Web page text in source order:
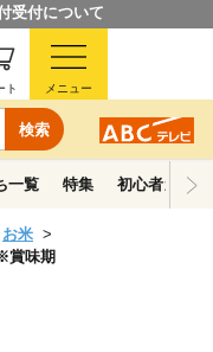
受付について
検索
ト メニュー
一覧 特集 初心者ガイド
お米
賞味期